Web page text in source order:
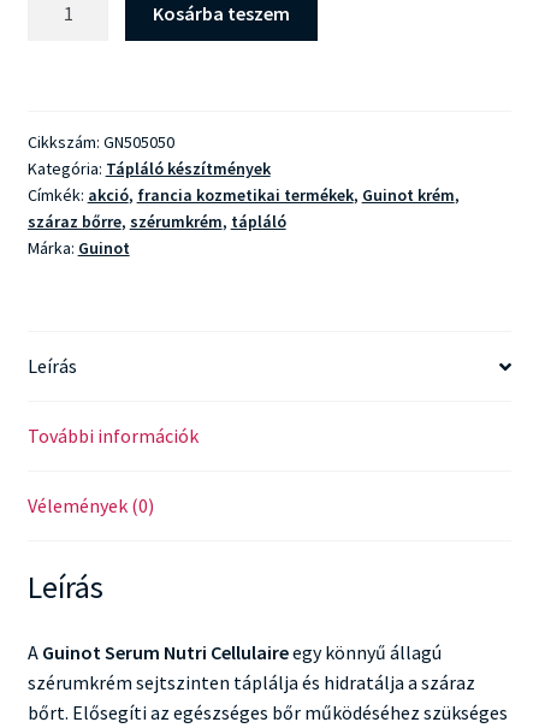
Kosárba teszem
Cikkszám: GN505050
Kategória: Tápláló készítmények
Címkék: akció, francia kozmetikai termékek, Guinot krém,
száraz bőrre, szérumkrém, tápláló
Márka: Guinot
Leírás
További információk
Vélemények (0)
Leírás
A Guinot Serum Nutri Cellulaireegy könnyű állagú
szérumkrém sejtszinten táplálja és hidratálja a száraz
bőrt. Elősegíti az egészséges bőr működéséhez szükséges